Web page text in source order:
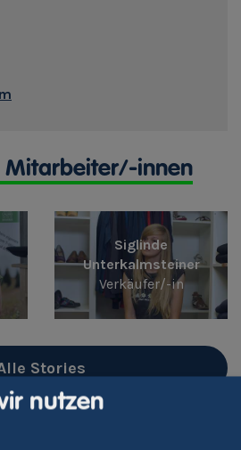
Mitarbeiter/-innen
Siglinde
Unterkalmsteiner
Verkäufer/-in
Stories
nutzen